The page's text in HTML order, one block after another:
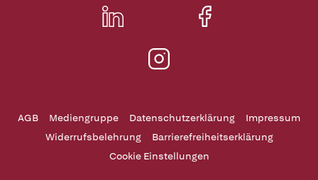
AGB Mediengruppe Datenschutzerklärung
Impressum
Widerrufsbelehrung
Barrierefreiheitserklärung
Cookie Einstellungen